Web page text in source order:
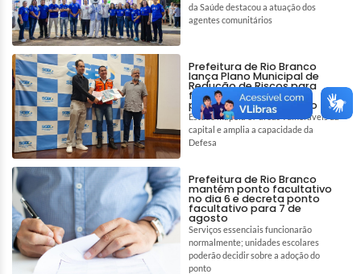
da Saúde destacou a atuação dos
agentes comunitários
Prefeitura de Rio Branco
lança Plano Municipal de
Redução de Riscos para
fortalecer prevenção e
proteção da população
Estudo mapeia 87 áreas vulneráveis da
capital e amplia a capacidade da
Defesa
Prefeitura de Rio Branco
mantém ponto facultativo
no dia 6 e decreta ponto
facultativo para 7 de
agosto
Serviços essenciais funcionarão
normalmente; unidades escolares
poderão decidir sobre a adoção do
ponto